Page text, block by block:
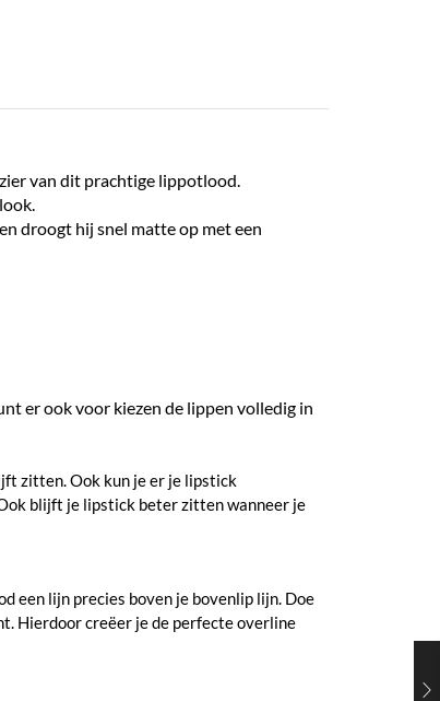
van dit prachtige lippotlood.
droogt hij snel matte op met een
er ook voor kiezen de lippen volledig in
zitten. Ook kun je er je lipstick
blijft je lipstick beter zitten wanneer je
een lijn precies boven je bovenlip lijn. Doe
Hierdoor creëer je de perfecte overline